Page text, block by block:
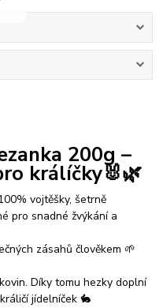
200g –
králíčky🐰🌿
vojtěšky, šetrně
pro snadné žvýkání a
zásahů člověkem 🌱
Díky tomu hezky doplní
jídelníček 🐇